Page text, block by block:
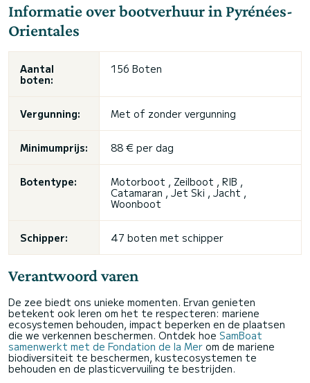
Informatie over bootverhuur in Pyrénées-
Orientales
Aantal
boten:
156 Boten
Vergunning: Met of zonder vergunning
Minimumprijs: 88 € per dag
Botentype:
Motorboot , Zeilboot , RIB ,
Catamaran ,Jet Ski , Jacht ,
Woonboot
Schipper: 47 boten met schipper
Verantwoord varen
De zee biedt ons unieke momenten. Ervan genieten
betekent ook leren om het te respecteren: mariene
ecosystemen behouden, impact beperken en de plaatsen
die we verkennen beschermen. Ontdek hoe SamBoat
samenwerkt met de Fondation de la Mer om de mariene
biodiversiteit te beschermen, kustecosystemen te
behouden en de plasticvervuiling te bestrijden.